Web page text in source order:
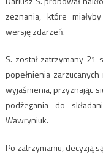
zeznania, które
wersję zdarzeń.
S. został zatrzymany 21
popełnienia
wyjaśnienia, przyznając
podżegania do
Wawryniuk.
Po zatrzymaniu, decyzją